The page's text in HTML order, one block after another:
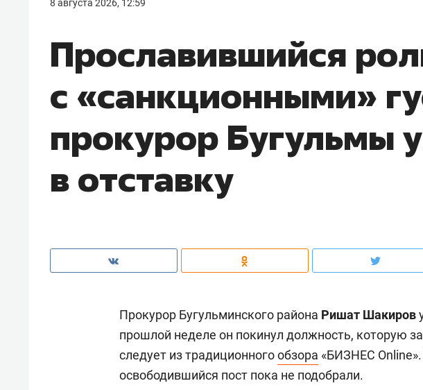
8 августа 2026, 12:59
Прославившийся
с «санкционными»
прокурор Бугульмы
в отставку
Прокурор Бугульминского района Ришат Шакиров
прошлой неделе он покинул должность, которую
следует из традиционногообзора «БИЗНЕС
освободившийся пост пока не подобрали.